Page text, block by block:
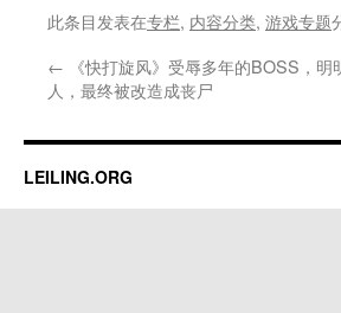
此条目发表在专栏, 内容分类, 游戏专题
← 《快打旋风》受辱多年的BOSS，明
人，最终被改造成丧尸
LEILING.ORG